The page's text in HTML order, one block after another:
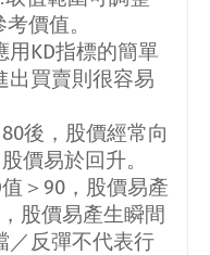
價值。
用 KD指標的簡單
出買賣則很容易
80後，股價經常向
價易於回升。
值＞ 90 ，股價易產
，股價易產生瞬間
／反彈不代表行